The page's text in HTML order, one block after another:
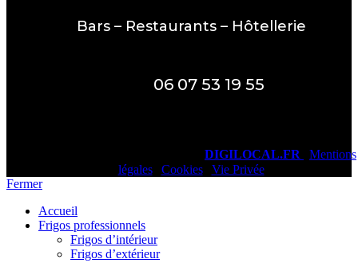
Bars – Restaurants – Hôtellerie
06 07 53 19 55
DIGILOCAL.FR
Mentions
légales| Cookies| Vie Privée
Fermer
Accueil
Frigos professionnels
Frigos d’intérieur
Frigos d’extérieur